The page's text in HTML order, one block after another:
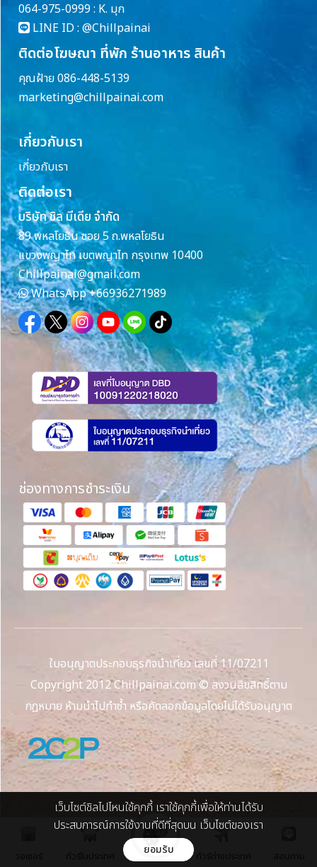
064-975-0999 : K. มุก
LINE ID : @Chillpainai
ติดต่อโฆษณา ที่พัก ร้านอาหาร สินค้า
คุณฝ้าย 086-448-5139
marketing@chillpainai.com
เกี่ยวกับเรา
เกี่ยวกับเรา
ติดต่อเรา
บริษัท ชิล มีเดีย จำกัด
89 พหลโยธิน ซอย 5 ถ.พหลโยธิน
แขวงพญาไท เขตพญาไท กรุงเทพ 10400
Chillpainai@gmail.com
WhatsApp+66936271989
ช่องทางการชำระเงิน
ใบอนุญาตประกอบธุรกิจนำเที่ยว เลขที่ 11/07211
Copyright 2012 Chillpainai.com © สงวนลิขสิทธิ์ตาม
กฎหมาย ห้ามนำไปทำซ้ำ หรือคัดลอกข้อมูลโดยไม่ได้รับอนุญาต
เว็บไซต์ชิลไปไหนใช้คุกกี้ เราใช้คุกกี้เพื่อให้ท่านได้รับ
ประสบการณ์การใช้งานที่ดีที่สุดบน เว็บไซต์ของเรา
ยอมรับ